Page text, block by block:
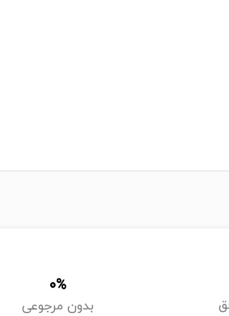
بدون مرجوعی
%
0